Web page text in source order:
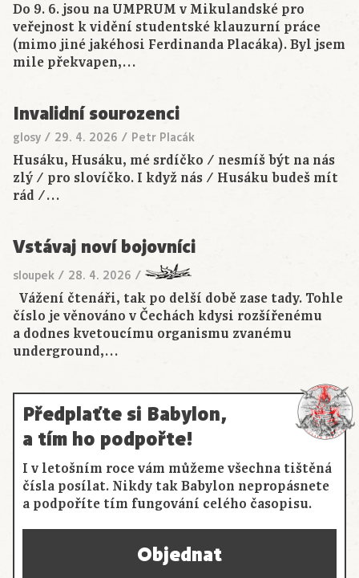
Do 9. 6. jsou na UMPRUM v Mikulandské pro
veřejnost k vidění studentské klauzurní práce
(mimo jiné jakéhosi Ferdinanda Placáka). Byl jsem
mile překvapen,…
Invalidní sourozenci
glosy / 29. 4. 2026 / Petr Placák
Husáku, Husáku, mé srdíčko / nesmíš být na nás
zlý / pro slovíčko. I když nás / Husáku budeš mít
rád /…
Vstávaj noví bojovníci
sloupek / 28. 4. 2026 /
Vážení čtenáři, tak po delší době zase tady. Tohle
číslo je věnováno v Čechách kdysi rozšířenému
a dodnes kvetoucímu organismu zvanému
underground,…
Předplaťte si Babylon,
a tím ho podpořte!
I v letošním roce vám můžeme všechna tištěná
čísla posílat. Nikdy tak Babylon nepropásnete
a podpoříte tím fungování celého časopisu.
Objednat